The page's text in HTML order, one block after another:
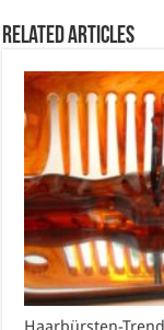
Related Articles